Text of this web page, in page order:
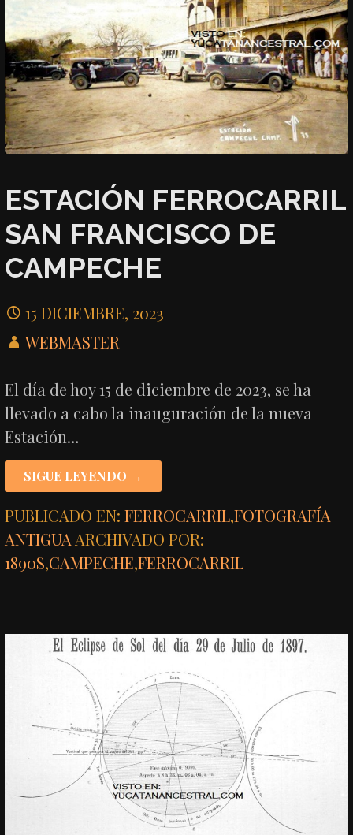
ESTACIÓN FERROCARRIL
SAN FRANCISCO DE
CAMPECHE
15 DICIEMBRE, 2023
WEBMASTER
El día de hoy 15 de diciembre de 2023, se ha
llevado a cabo la inauguración de la nueva
Estación…
SIGUE LEYENDO →
PUBLICADO EN:FERROCARRIL,FOTOGRAFÍA
ANTIGUA ARCHIVADO POR:
1890S,CAMPECHE,FERROCARRIL